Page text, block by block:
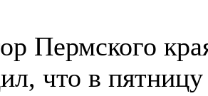
Пермского
что в